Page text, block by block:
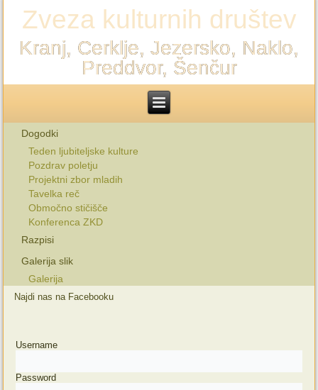
Zveza kulturnih društev
Kranj, Cerklje, Jezersko, Naklo,
Preddvor, Šenčur
Dogodki
Teden ljubiteljske kulture
Pozdrav poletju
Projektni zbor mladih
Tavelka reč
Območno stičišče
Konferenca ZKD
Razpisi
Galerija slik
Galerija
Najdi nas na Facebooku
Username
Password